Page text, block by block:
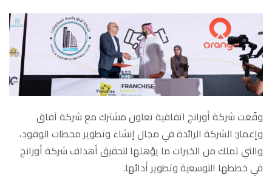
وقّعت شركة أورانج اتفاقية تعاون مشترك مع شركة آفاق
وإعمار؛ الشركة الرائدة في مجال إنشاء وتطوير محطات الوقود،
والتي تملك من الخبرات ما يؤهلها لتحقيق أهداف شركة أورانج
في خططها التوسعية وتطوير أدائها.